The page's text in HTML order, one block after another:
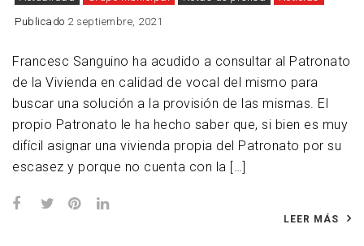
Publicado 2 septiembre, 2021
Francesc Sanguino ha acudido a consultar al Patronato
de la Vivienda en calidad de vocal del mismo para
buscar una solución a la provisión de las mismas. El
propio Patronato le ha hecho saber que, si bien es muy
difícil asignar una vivienda propia del Patronato por su
escasez y porque no cuenta con la […]
LEER MÁS